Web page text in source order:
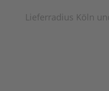
Lieferradius Köln